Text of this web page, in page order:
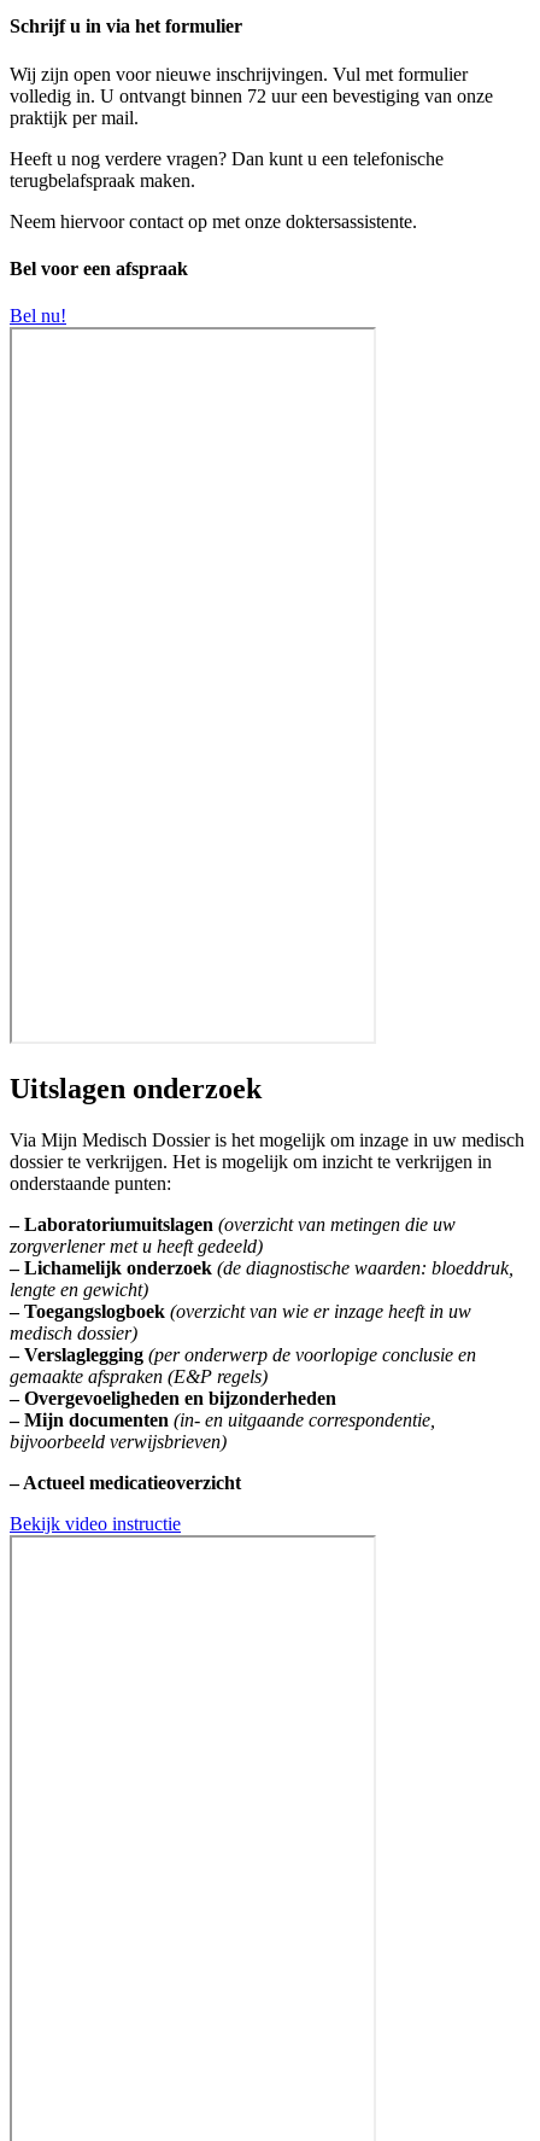
Schrijf u in via het formulier
Wij zijn open voor nieuwe inschrijvingen. Vul met formulier
volledig in. U ontvangt binnen 72 uur een bevestiging van onze
praktijk per mail.
Heeft u nog verdere vragen? Dan kunt u een telefonische
terugbelafspraak maken.
Neem hiervoor contact op met onze doktersassistente.
Bel voor een afspraak
Bel nu!
Uitslagen onderzoek
Via Mijn Medisch Dossier is het mogelijk om inzage in uw medisch
dossier te verkrijgen. Het is mogelijk om inzicht te verkrijgen in
onderstaande punten:
– Laboratoriumuitslagen (overzicht van metingen die uw
zorgverlener met u heeft gedeeld)
– Lichamelijk onderzoek (de diagnostische waarden: bloeddruk,
lengte en gewicht)
– Toegangslogboek (overzicht van wie er inzage heeft in uw
medisch dossier)
– Verslaglegging (per onderwerp de voorlopige conclusie en
gemaakte afspraken (E&P regels)
– Overgevoeligheden en bijzonderheden
– Mijn documenten (in- en uitgaande correspondentie,
bijvoorbeeld verwijsbrieven)
– Actueel medicatieoverzicht
Bekijk video instructie